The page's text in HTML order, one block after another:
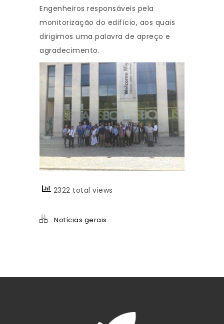
Engenheiros responsáveis pela
monitorização do edifício, aos quais
dirigimos uma palavra de apreço e
agradecimento.
2322 total views
Notícias gerais